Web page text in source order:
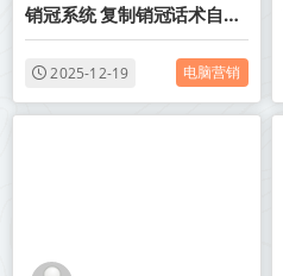
销冠系统 复制销冠话术自动
转化
2025-12-19 电脑营销